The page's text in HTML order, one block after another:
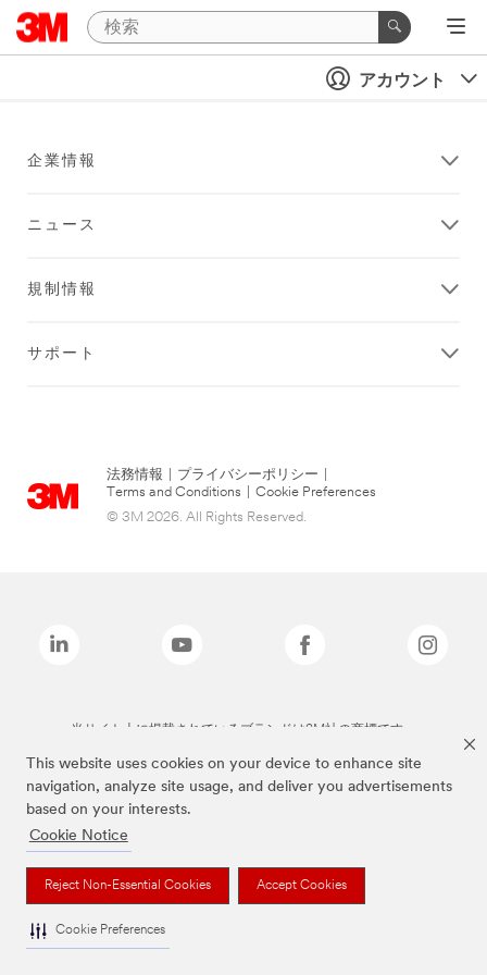
This website uses cookies on your device to enhance site
navigation, analyze site usage, and deliver you advertisements
based on your interests.
Cookie Notice
Reject Non-Essential Cookies Accept Cookies
Cookie Preferences
アカウント
企業情報
ニュース
規制情報
サポート
法務情報 プライバシーポリシー
Terms and Conditions
Cookie Preferences
© 3M 2026. All Rights Reserved.
当サイト上に掲載されているブランドは3M社の商標です。